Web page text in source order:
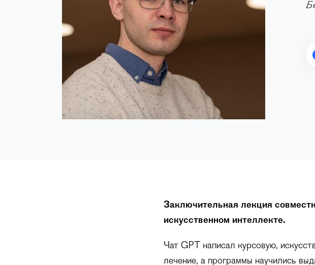
Заключительная лекция
искусственном интеллекте.
Чат GPT написал курсовую,
лечение, а программы научились